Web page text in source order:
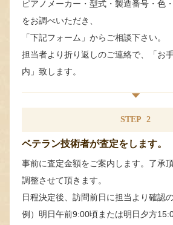
ピアノメーカー・型式・製造番号・色
をお調べいただき、
「下記フォーム」からご相談下さい。
担当者より折り返しのご連絡で、「お
内」致します。
STEP 2
ベテラン技術者が査定をします。
事前に査定金額をご案内します。了承
調整させて頂きます。
日程決定後、訪問前日に担当より確認
例）明日午前9:00頃または明日夕方